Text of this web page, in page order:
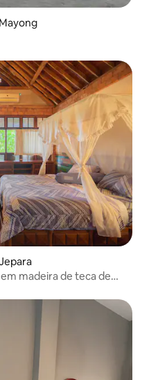
madeira de teca de